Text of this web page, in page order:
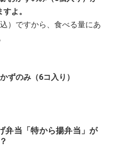
よ。
）ですから、食べる量にあ
ずのみ（6コ入り）
弁当「特から揚弁当」が